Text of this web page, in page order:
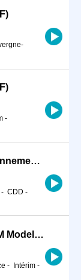
-
Technicien qualité Sécurité et Environnement (H/F)
- CDD -
Technicien eau et environnement BIM Modeleur (H/F)
- Intérim -